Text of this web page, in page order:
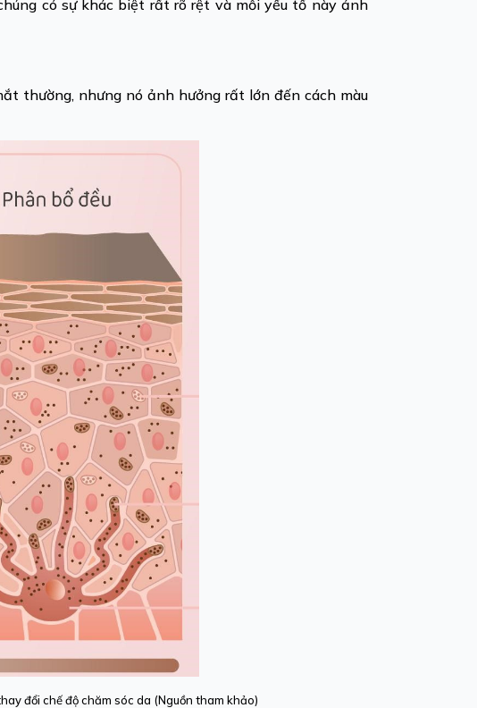
có sự khác biệt rất rõ rệt và mỗi yếu tố này ảnh
thường, nhưng nó ảnh hưởng rất lớn đến cách màu
đổi chế độ chăm sóc da (Nguồn tham khảo)